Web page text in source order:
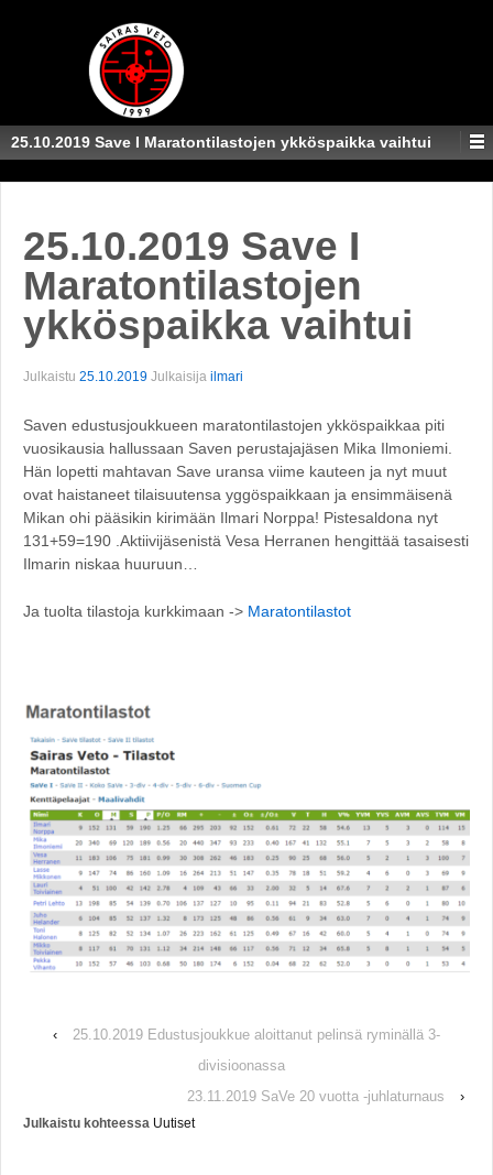
25.10.2019 Save I Maratontilastojen ykköspaikka vaihtui
25.10.2019 Save I
Maratontilastojen
ykköspaikka vaihtui
Julkaistu 25.10.2019 Julkaisija ilmari
Saven edustusjoukkueen maratontilastojen ykköspaikkaa piti
vuosikausia hallussaan Saven perustajajäsen Mika Ilmoniemi.
Hän lopetti mahtavan Save uransa viime kauteen ja nyt muut
ovat haistaneet tilaisuutensa yggöspaikkaan ja ensimmäisenä
Mikan ohi pääsikin kirimään Ilmari Norppa! Pistesaldona nyt
131+59=190 .Aktiivijäsenistä Vesa Herranen hengittää tasaisesti
Ilmarin niskaa huuruun…
Ja tuolta tilastoja kurkkimaan -> Maratontilastot
‹
25.10.2019 Edustusjoukkue aloittanut pelinsä ryminällä 3-
divisioonassa
23.11.2019 SaVe 20 vuotta -juhlaturnaus
›
Julkaistu kohteessa Uutiset